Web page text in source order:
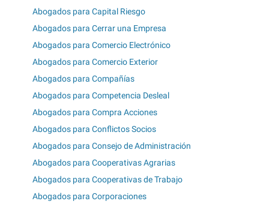
Abogados para Capital Riesgo
Abogados para Cerrar una Empresa
Abogados para Comercio Electrónico
Abogados para Comercio Exterior
Abogados para Compañías
Abogados para Competencia Desleal
Abogados para Compra Acciones
Abogados para Conflictos Socios
Abogados para Consejo de Administración
Abogados para Cooperativas Agrarias
Abogados para Cooperativas de Trabajo
Abogados para Corporaciones